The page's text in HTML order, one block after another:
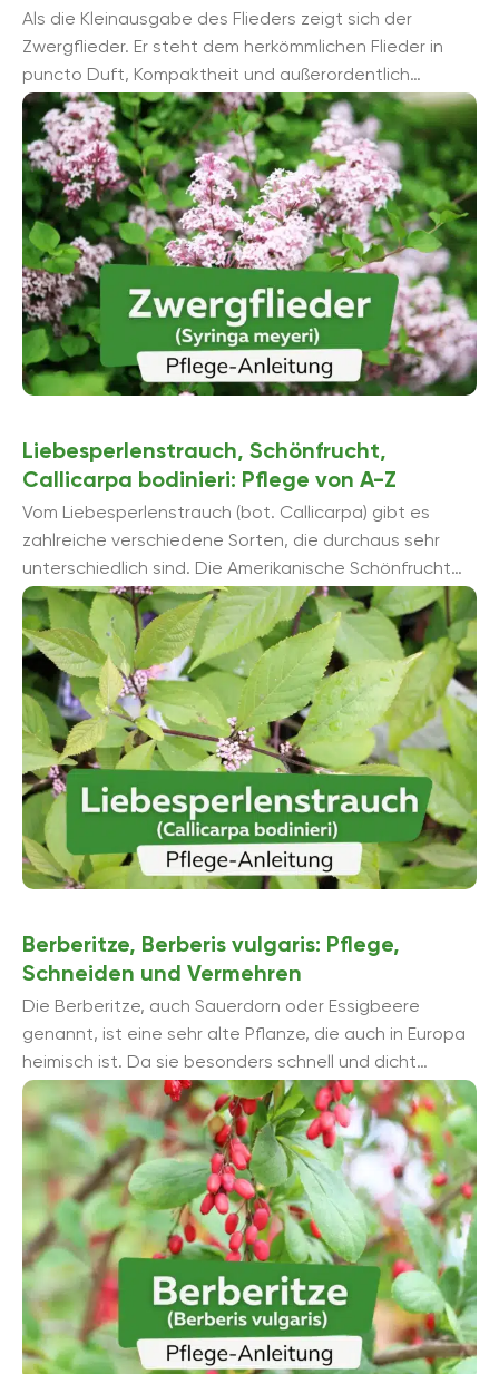
Als die Kleinausgabe des Flieders zeigt sich der
Zwergflieder. Er steht dem herkömmlichen Flieder in
puncto Duft, Kompaktheit und außerordentlich
üppiges Blütenreichtum in nichts nach. Er macht ...
Liebesperlenstrauch, Schönfrucht,
Callicarpa bodinieri: Pflege von A-Z
Vom Liebesperlenstrauch (bot. Callicarpa) gibt es
zahlreiche verschiedene Sorten, die durchaus sehr
unterschiedlich sind. Die Amerikanische Schönfrucht
(Callicarpa americana) stammt aus dem östlichen Teil
von Nordamerika und ihre Frü...
Berberitze, Berberis vulgaris: Pflege,
Schneiden und Vermehren
Die Berberitze, auch Sauerdorn oder Essigbeere
genannt, ist eine sehr alte Pflanze, die auch in Europa
heimisch ist. Da sie besonders schnell und dicht
wächst, eignen sich die Strä...